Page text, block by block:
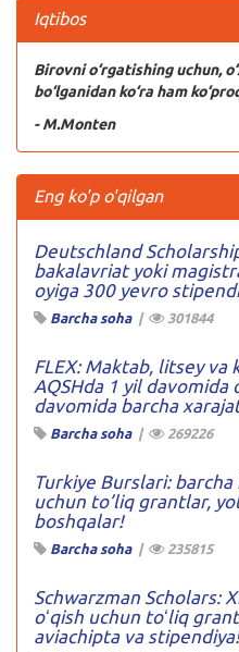
Iqtibos
Birovni o‘rgatishing uchun,
bo‘lganidan ko‘ra ham
- M.Monten
Eng ko'p o'qilgan
Deutschland
bakalavriat yoki
oyiga 300 yevro
Barcha soha| 301844
FLEX: Maktab, litsey va
AQSHda 1 yil davomida
davomida barcha
Barcha soha| 269226
Turkiye Burslari:
uchun to’liq grantlar,
boshqalar!
Barcha soha| 235815
Schwarzman Scholars:
oʻqish uchun toʻliq
aviachipta va stipendiya!